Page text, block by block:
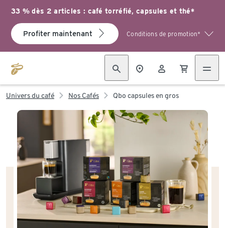
33 % dès 2 articles : café torréfié, capsules et thé*
Profiter maintenant Conditions de promotion*
Univers du café Nos Cafés Qbo capsules en gros